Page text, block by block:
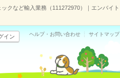
クなど輸入業務（111272970）｜エンバイト
イン ヘルプ・お問い合わせ サイトマップ